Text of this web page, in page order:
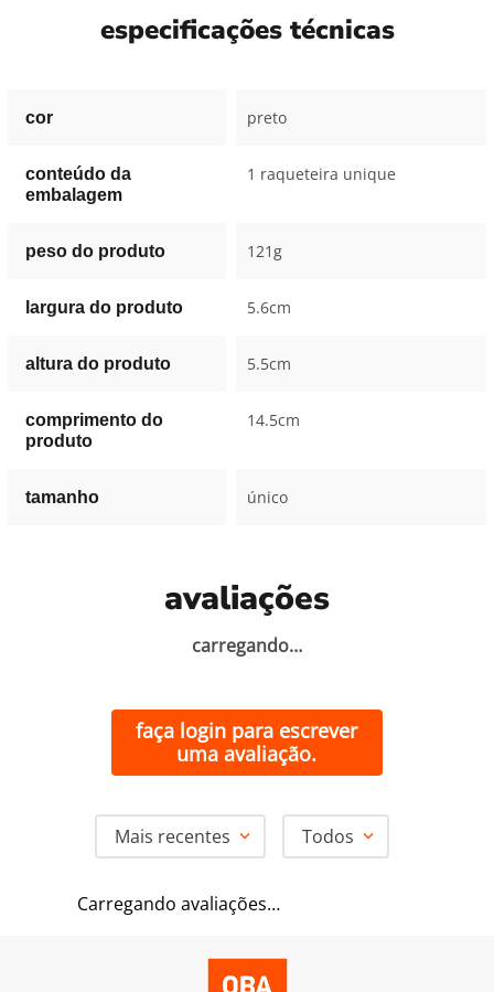
especificações técnicas
cor preto
conteúdo da
embalagem
1 raqueteira unique
peso do produto 121g
largura do produto 5.6cm
altura do produto 5.5cm
comprimento do
produto
14.5cm
tamanho único
avaliações
carregando…
faça login para escrever
uma avaliação.
Mais recentes Todos
Carregando avaliações…